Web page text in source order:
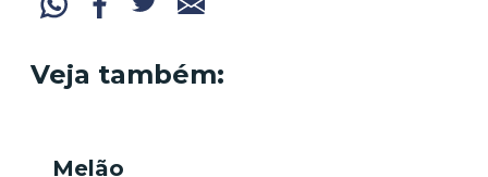
Veja também:
Melão